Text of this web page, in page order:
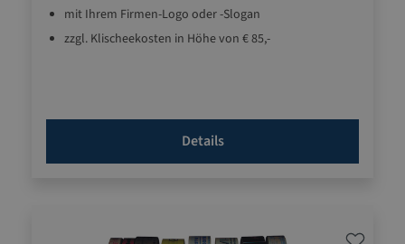
mit Ihrem Firmen-Logo oder -Slogan
zzgl. Klischeekosten in Höhe von € 85,-
Details